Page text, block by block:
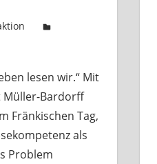
lesen wir.“ Mit
Müller-Bardorff
Fränkischen Tag,
als
Problem